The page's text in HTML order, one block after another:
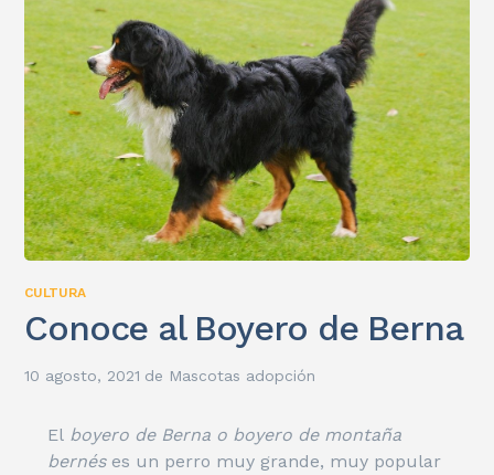
CULTURA
Conoce al Boyero de Berna
10 agosto, 2021 de Mascotas adopción
El boyero de Berna o boyero de montaña
bernéses un perro muy grande, muy popular